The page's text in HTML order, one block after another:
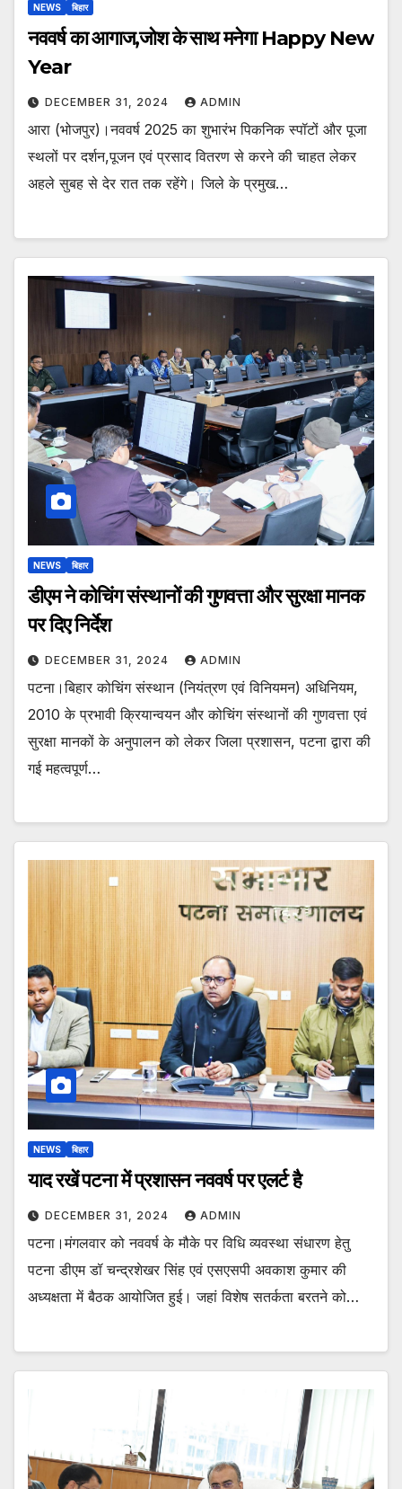
NEWS बिहार
नववर्ष का आगाज,जोश के साथ मनेगा Happy New
Year
DECEMBER 31, 2024 ADMIN
आरा (भोजपुर)।नववर्ष 2025 का शुभारंभ पिकनिक स्पॉटों और पूजा
स्थलों पर दर्शन,पूजन एवं प्रसाद वितरण से करने की चाहत लेकर
अहले सुबह से देर रात तक रहेंगे। जिले के प्रमुख…
NEWS बिहार
डीएम ने कोचिंग संस्थानों की गुणवत्ता और सुरक्षा मानक
पर दिए निर्देश
DECEMBER 31, 2024 ADMIN
पटना।बिहार कोचिंग संस्थान (नियंत्रण एवं विनियमन) अधिनियम,
2010 के प्रभावी क्रियान्वयन और कोचिंग संस्थानों की गुणवत्ता एवं
सुरक्षा मानकों के अनुपालन को लेकर जिला प्रशासन, पटना द्वारा की
गई महत्वपूर्ण…
NEWS बिहार
याद रखें पटना में प्रशासन नववर्ष पर एलर्ट है
DECEMBER 31, 2024 ADMIN
पटना।मंगलवार को नववर्ष के मौके पर विधि व्यवस्था संधारण हेतु
पटना डीएम डॉ चन्द्रशेखर सिंह एवं एसएसपी अवकाश कुमार की
अध्यक्षता में बैठक आयोजित हुई। जहां विशेष सतर्कता बरतने को…